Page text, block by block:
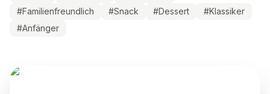
#Familienfreundlich #Snack #Dessert #Klassiker
#Anfänger